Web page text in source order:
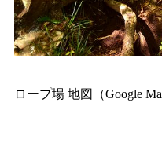
ロープ場 地図（Google